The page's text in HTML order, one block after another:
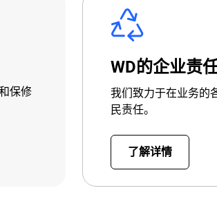
保修
WD的企业责
我们致力于在业务的
民责任。
了解详情